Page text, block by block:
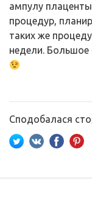
ампулу
процедур,
таких же
недели. Большое
Сподобалася